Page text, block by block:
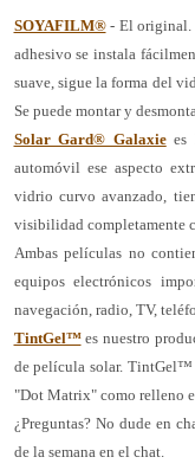
SOYAFILM®- El original.
adhesivo se instala
suave, sigue la forma del
Se puede montar y
Solar Gard® Galaxiees
automóvil ese aspecto
vidrio curvo avanzado,
visibilidad completamente
Ambas películas no
equipos electrónicos
navegación, radio, TV,
TintGel™es nuestro
de película solar. TintGel™
"Dot Matrix" como relleno
¿Preguntas? No dude en
de la semana en el chat.